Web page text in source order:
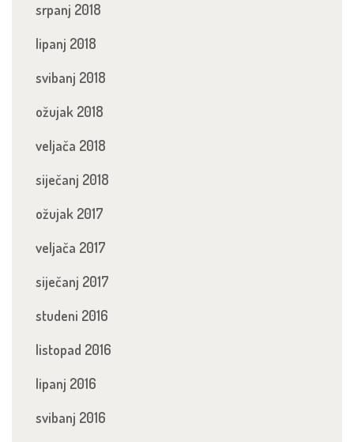
srpanj 2018
lipanj 2018
svibanj 2018
ožujak 2018
veljača 2018
siječanj 2018
ožujak 2017
veljača 2017
siječanj 2017
studeni 2016
listopad 2016
lipanj 2016
svibanj 2016